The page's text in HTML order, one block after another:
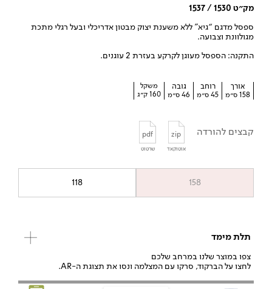
מק״ט 1530 / 1537
ספסל מדגם “גיא” ללא משענת יצוק מבטון אדריכלי ובעל רגלי מתכת
מגולוונת וצבועה.
התקנה: הספסל מעוגן לקרקע בעזרת 2 עוגנים.
אורך
158 ס״מ
רוחב
45 ס״מ
גובה
46 ס״מ
משקל
160 ק״ג
קבצים להורדה zip
אוטוקאד
pdf
שרטוט
158
118
תלת מימד
צפו במוצר שלנו במרחב שלכם
לחצו על הברקוד, סרקו עם המצלמה ונסו את תצוגת ה-AR.